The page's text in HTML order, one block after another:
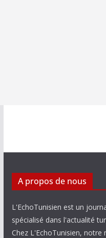
A propos de nous
L'EchoTunisien est un
spécialisé dans l'actualité
Chez L'EchoTunisien,